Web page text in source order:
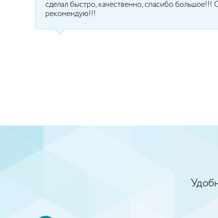
сделал быстро, качественно, спасибо большое!!!
рекомендую!!!